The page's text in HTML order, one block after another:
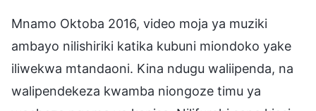
Mnamo Oktoba 2016, video moja ya muziki
ambayo nilishiriki katika kubuni miondoko yake
iliwekwa mtandaoni. Kina ndugu waliipenda, na
walipendekeza kwamba niongoze timu ya